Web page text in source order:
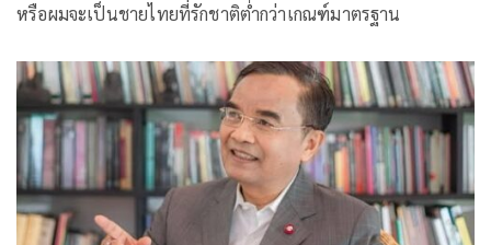
หรือผมจะเป็นชายไทยที่รักชาติต่ำกว่าเกณฑ์มาตรฐาน